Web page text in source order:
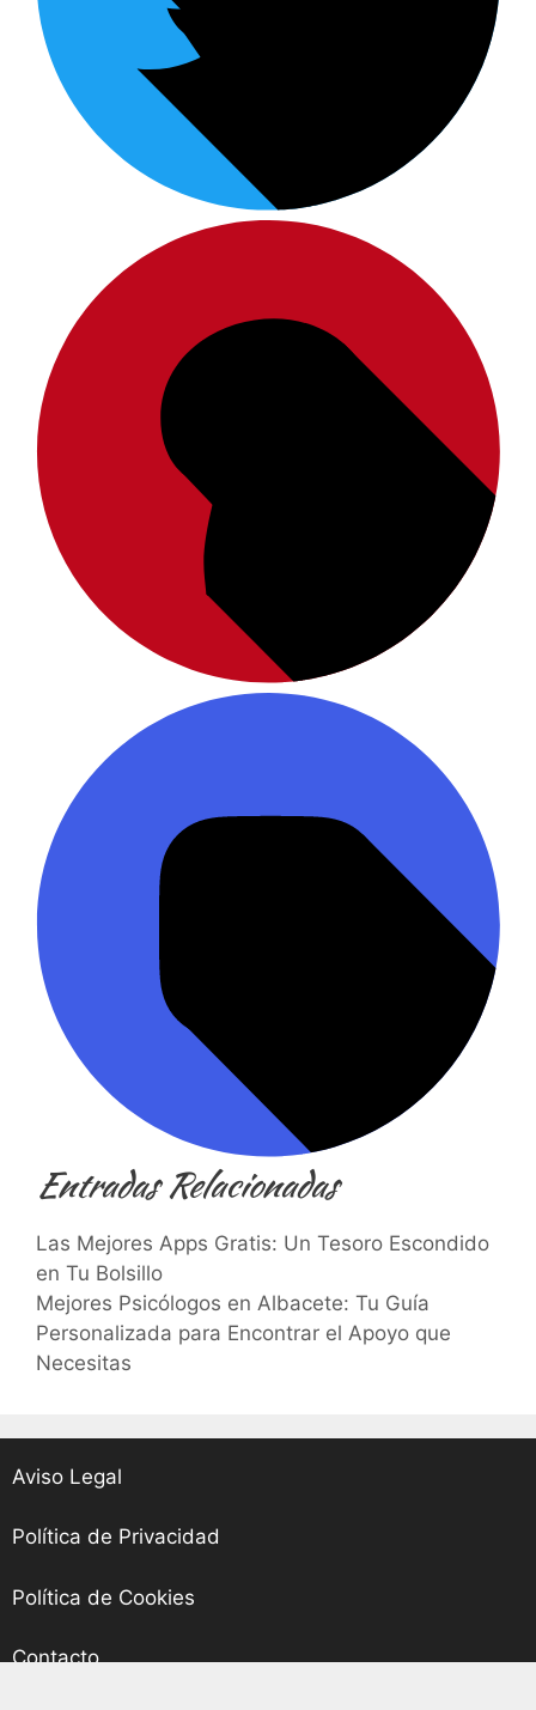
Entradas Relacionadas
Las Mejores Apps Gratis: Un Tesoro Escondido
en Tu Bolsillo
Mejores Psicólogos en Albacete: Tu Guía
Personalizada para Encontrar el Apoyo que
Necesitas
Aviso Legal
Política de Privacidad
Política de Cookies
Contacto